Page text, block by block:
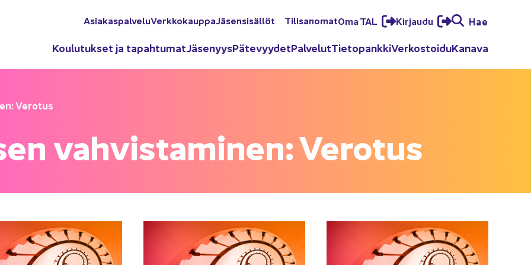
Asia­kas­pal­ve­luVerk­ko­kaup­paJä­sen­si­säl­löt Ti­li­sa­no­matOma TAL Kir­jau­du Hae
Kou­lu­tuk­set ja ta­pah­tu­matJä­se­nyysPä­te­vyy­detPal­ve­lutTie­to­pank­kiVer­kos­toi­duKa­na­va
Ve­ro­tus
vah­vis­ta­mi­nen: Ve­ro­tus